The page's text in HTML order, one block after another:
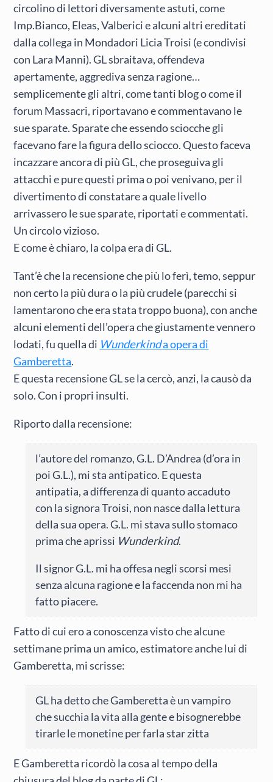
circolino di lettori diversamente astuti, come
Imp.Bianco, Eleas, Valberici e alcuni altri ereditati
dalla collega in Mondadori Licia Troisi (e condivisi
con Lara Manni). GL sbraitava, offendeva
apertamente, aggrediva senza ragione…
semplicemente gli altri, come tanti blog o come il
forum Massacri, riportavano e commentavano le
sue sparate. Sparate che essendo sciocche gli
facevano fare la figura dello sciocco. Questo faceva
incazzare ancora di più GL, che proseguiva gli
attacchi e pure questi prima o poi venivano, per il
divertimento di constatare a quale livello
arrivassero le sue sparate, riportati e commentati.
Un circolo vizioso.
E come è chiaro, la colpa era di GL.
Tant’è che la recensione che più lo ferì, temo, seppur
non certo la più dura o la più crudele (parecchi si
lamentarono che era stata troppo buona), con anche
alcuni elementi dell’opera che giustamente vennero
lodati, fu quella di Wunderkinda opera di
Gamberetta.
E questa recensione GL se la cercò, anzi, la causò da
solo. Con i propri insulti.
Riporto dalla recensione:
l’autore del romanzo, G.L. D’Andrea (d’ora in
poi G.L.), mi sta antipatico. E questa
antipatia, a differenza di quanto accaduto
con la signora Troisi, non nasce dalla lettura
della sua opera. G.L. mi stava sullo stomaco
prima che aprissi Wunderkind.
Il signor G.L. mi ha offesa negli scorsi mesi
senza alcuna ragione e la faccenda non mi ha
fatto piacere.
Fatto di cui ero a conoscenza visto che alcune
settimane prima un amico, estimatore anche lui di
Gamberetta, mi scrisse:
GL ha detto che Gamberetta è un vampiro
che succhia la vita alla gente e bisognerebbe
tirarle le monetine per farla star zitta
E Gamberetta ricordò la cosa al tempo della